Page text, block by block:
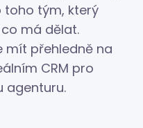
toho tým, který
má dělat.
mít přehledně na
CRM pro
agenturu.